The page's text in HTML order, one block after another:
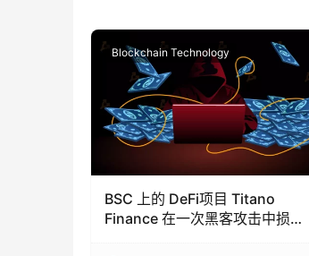
Blockchain Technology
BSC 上的 DeFi项目 Titano
Finance 在一次黑客攻击中损失